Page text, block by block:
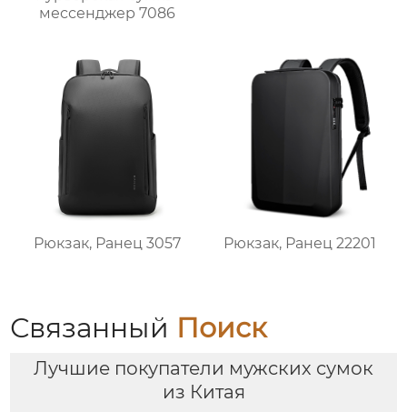
мессенджер 7086
Рюкзак, Ранец 3057 Рюкзак, Ранец 22201
Связанный Поиск
Лучшие покупатели мужских сумок
из Китая